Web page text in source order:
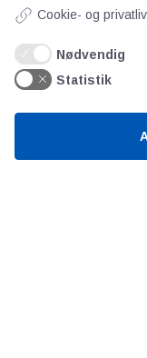
Bitva
Videncentre
Ståbi
Cookie- og
Nødvendig
Statistik